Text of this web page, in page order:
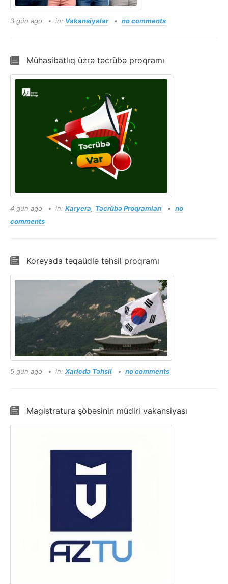
3 gün ago in: Vakansiyalar no comments
Mühasibatlıq üzrə təcrübə proqramı
4 gün ago in: Karyera, Təcrübə Proqramları
no
comments
Koreyada təqaüdlə təhsil proqramı
5 gün ago in: Xaricdə Təhsil no comments
Magistratura şöbəsinin müdiri vakansiyası